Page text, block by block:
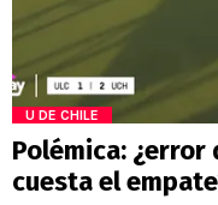
U DE CHILE
Polémica: ¿error
cuesta el